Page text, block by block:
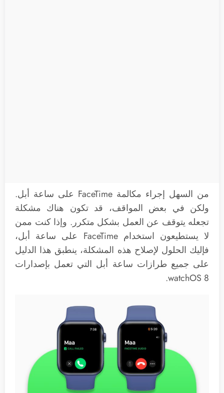
من السهل إجراء مكالمة FaceTime على ساعة أبل.
ولكن في بعض المواقف، قد تكون هناك مشكلة
تجعله يتوقف عن العمل بشكل متكرر. وإذا كنت ممن
لا يستطيعون استخدام FaceTime على ساعة أبل،
فإليك الحلول لإصلاح هذه المشكلة، ينطبق هذا الدليل
على جميع طرازات ساعة أبل التي تعمل بإصدارات
watchOS 8.